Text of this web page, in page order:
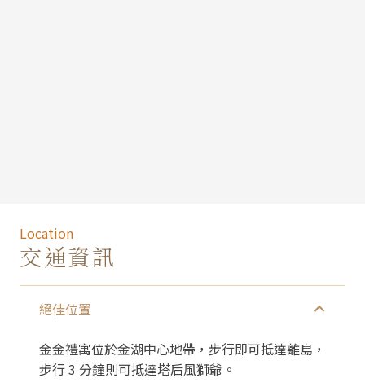
Location
交通資訊
絕佳位置
金金禮寓位於金湖中心地帶，步行即可抵達離島，
步行 3 分鐘則可抵達塔后風獅爺。